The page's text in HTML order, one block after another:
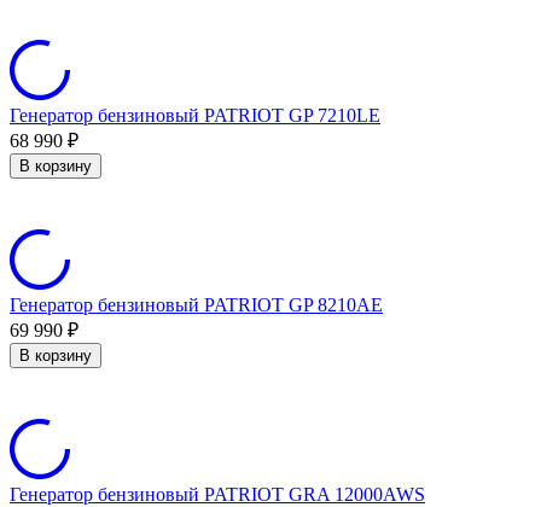
Генератор бензиновый PATRIOT GP 7210LE
68 990 ₽
В корзину
Генератор бензиновый PATRIOT GP 8210AE
69 990 ₽
В корзину
Генератор бензиновый PATRIOT GRA 12000AWS